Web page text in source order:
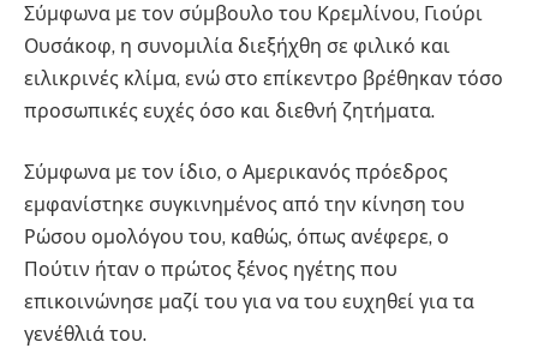
Σύμφωνα με τον σύμβουλο του Κρεμλίνου, Γιούρι
Ουσάκοφ, η συνομιλία διεξήχθη σε φιλικό και
ειλικρινές κλίμα, ενώ στο επίκεντρο βρέθηκαν τόσο
προσωπικές ευχές όσο και διεθνή ζητήματα.
Σύμφωνα με τον ίδιο, ο Αμερικανός πρόεδρος
εμφανίστηκε συγκινημένος από την κίνηση του
Ρώσου ομολόγου του, καθώς, όπως ανέφερε, ο
Πούτιν ήταν ο πρώτος ξένος ηγέτης που
επικοινώνησε μαζί του για να του ευχηθεί για τα
γενέθλιά του.